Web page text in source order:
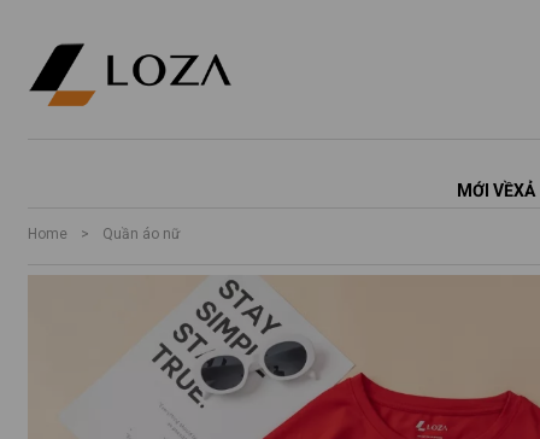
MỚI VỀXẢ
Home > Quần áo nữ